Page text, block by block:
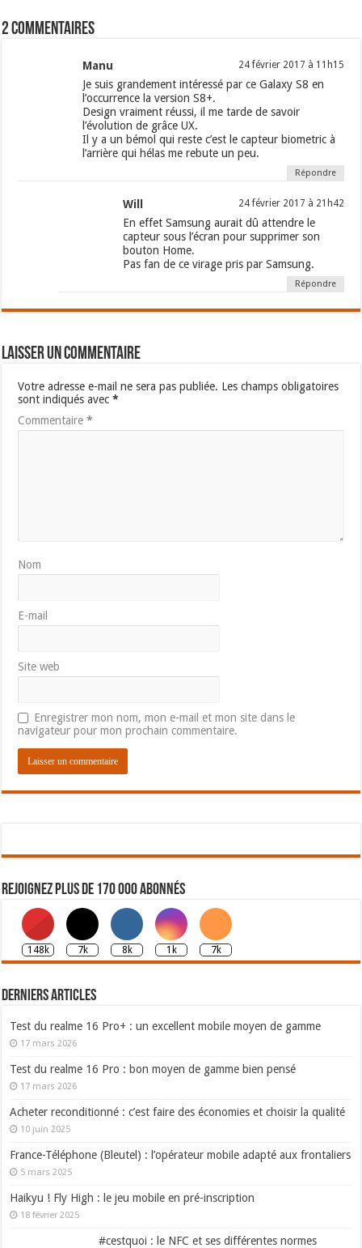
2 commentaires
Manu 24 février 2017 à 11h15
Je suis grandement intéressé par ce Galaxy S8 en
l’occurrence la version S8+.
Design vraiment réussi, il me tarde de savoir
l’évolution de grâce UX.
Il y a un bémol qui reste c’est le capteur biometric à
l’arrière qui hélas me rebute un peu.
Répondre
Will 24 février 2017 à 21h42
En effet Samsung aurait dû attendre le
capteur sous l’écran pour supprimer son
bouton Home.
Pas fan de ce virage pris par Samsung.
Répondre
Laisser un commentaire
Votre adresse e-mail ne sera pas publiée. Les champs obligatoires
sont indiqués avec*
Commentaire*
Nom
E-mail
Site web
Enregistrer mon nom, mon e-mail et mon site dans le
navigateur pour mon prochain commentaire.
Rejoignez plus de 170 000 abonnés
148k 7k 8k 1k 7k
Derniers articles
Test du realme 16 Pro+ : un excellent mobile moyen de gamme
17 mars 2026
Test du realme 16 Pro : bon moyen de gamme bien pensé
17 mars 2026
Acheter reconditionné : c’est faire des économies et choisir la qualité
10 juin 2025
France-Téléphone (Bleutel) : l’opérateur mobile adapté aux frontaliers
5 mars 2025
Haikyu ! Fly High : le jeu mobile en pré-inscription
18 février 2025
#cestquoi : le NFC et ses différentes normes